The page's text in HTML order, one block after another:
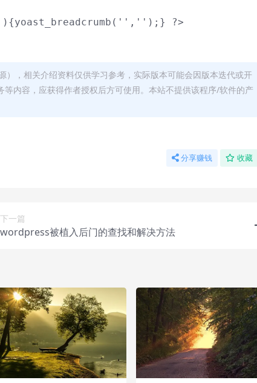
?>
源），相关介绍资料仅供学习参考，实际版本可能会因版本迭代或开
内容，应获得作者授权后方可使用。本站不提供该程序/软件的产
分享赚钱 收藏
下一篇
wordpress被植入后门的查找和解决方法